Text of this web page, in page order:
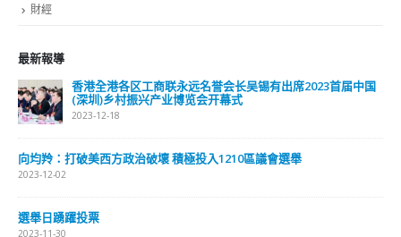
財經
最新報導
香港全港各区工商联永远名誉会长吴锡有出席2023首届中国
(深圳)乡村振兴产业博览会开幕式
2023-12-18
向均羚：打破美西方政治破壞 積極投入1210區議會選舉
2023-12-02
選舉日踴躍投票
2023-11-30